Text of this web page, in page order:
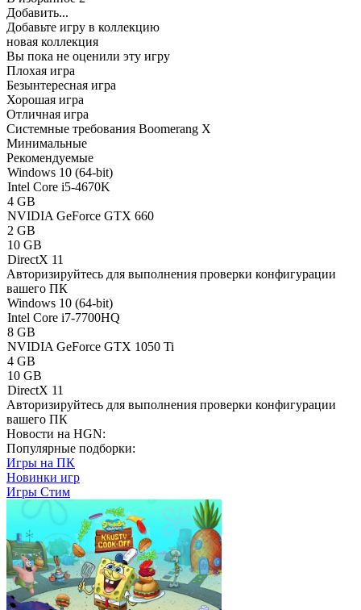
Добавить...
Добавьте игру в коллекцию
новая коллекция
Вы пока не оценили эту игру
Плохая игра
Безынтересная игра
Хорошая игра
Отличная игра
Системные требования Boomerang X
Минимальные
Рекомендуемые
Windows 10 (64-bit)
Intel Core i5-4670K
4 GB
NVIDIA GeForce GTX 660
2 GB
10 GB
DirectX 11
Авторизируйтесь для выполнения проверки конфигурации
вашего ПК
Windows 10 (64-bit)
Intel Core i7-7700HQ
8 GB
NVIDIA GeForce GTX 1050 Ti
4 GB
10 GB
DirectX 11
Авторизируйтесь для выполнения проверки конфигурации
вашего ПК
Новости на HGN:
Популярные подборки:
Игры на ПК
Новинки игр
Игры Стим